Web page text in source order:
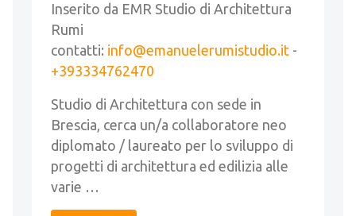
Inserito da EMR Studio di Architettura
Rumi
contatti: info@emanuelerumistudio.it -
+393334762470
Studio di Architettura con sede in
Brescia, cerca un/a collaboratore neo
diplomato / laureato per lo sviluppo di
progetti di architettura ed edilizia alle
varie …